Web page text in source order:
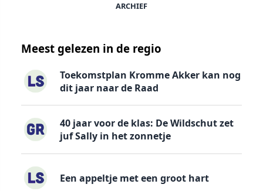
ARCHIEF
Meest gelezen in de regio
Toekomstplan Kromme Akker kan nog
dit jaar naar de Raad
40 jaar voor de klas: De Wildschut zet
juf Sally in het zonnetje
Een appeltje met een groot hart